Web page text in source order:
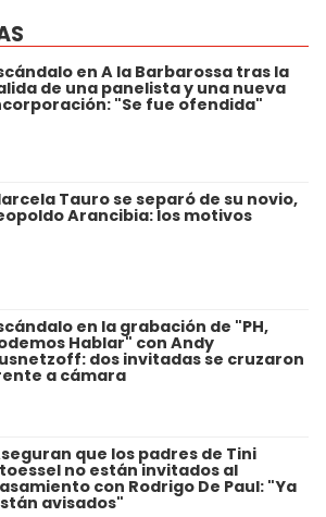
en A la Barbarossa tras la
de una panelista y una nueva
"Se fue ofendida"
Tauro se separó de su novio,
Arancibia: los motivos
en la grabación de "PH,
Hablar" con Andy
dos invitadas se cruzaron
a cámara
que los padres de Tini
no están invitados al
con Rodrigo De Paul: "Ya
avisados"